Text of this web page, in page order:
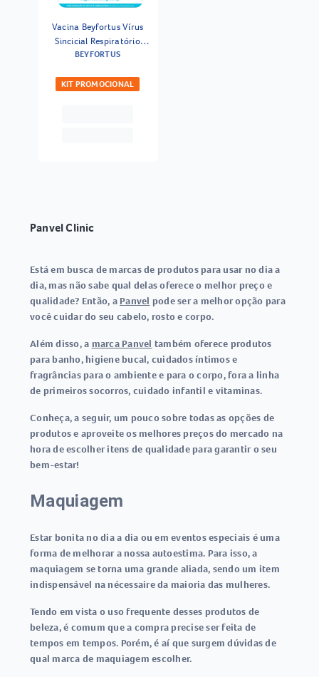
Vacina Beyfortus Vírus
Sincicial Respiratório
50mg Até 5kg
BEYFORTUS
KIT PROMOCIONAL
Panvel Clinic
Está em busca de marcas de produtos para usar no dia a
dia, mas não sabe qual delas oferece o melhor preço e
qualidade? Então, a Panvel pode ser a melhor opção para
você cuidar do seu cabelo, rosto e corpo.
Além disso, a marca Panvel também oferece produtos
para banho, higiene bucal, cuidados íntimos e
fragrâncias para o ambiente e para o corpo, fora a linha
de primeiros socorros, cuidado infantil e vitaminas.
Conheça, a seguir, um pouco sobre todas as opções de
produtos e aproveite os melhores preços do mercado na
hora de escolher itens de qualidade para garantir o seu
bem-estar!
Maquiagem
Estar bonita no dia a dia ou em eventos especiais é uma
forma de melhorar a nossa autoestima. Para isso, a
maquiagem se torna uma grande aliada, sendo um item
indispensável na nécessaire da maioria das mulheres.
Tendo em vista o uso frequente desses produtos de
beleza, é comum que a compra precise ser feita de
tempos em tempos. Porém, é aí que surgem dúvidas de
qual marca de maquiagem escolher.